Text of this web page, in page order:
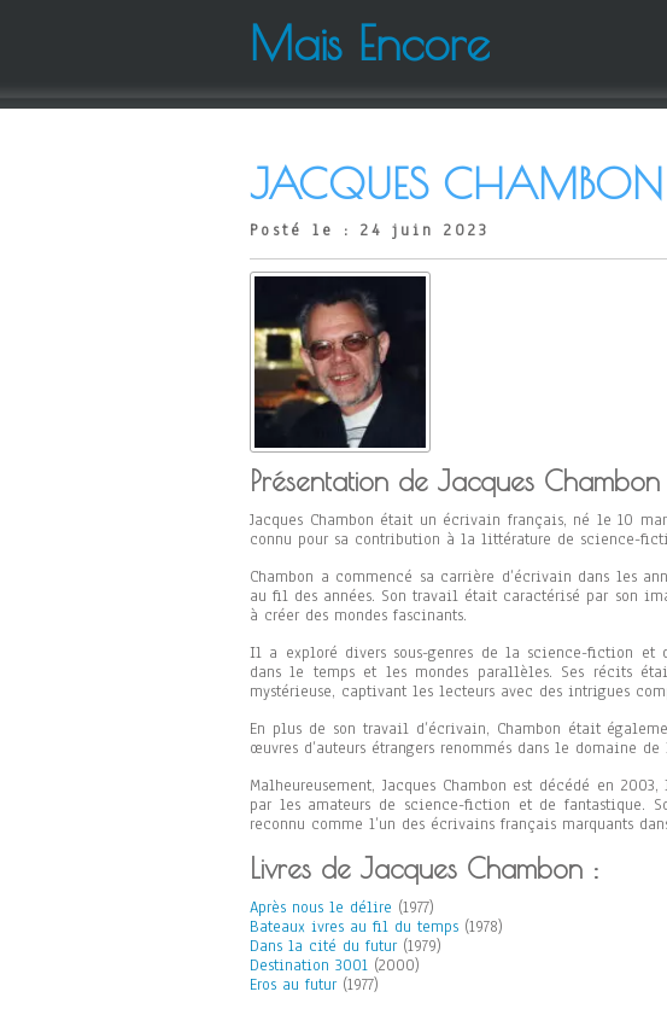
Mais Encore
JACQUES CHAMBON
Posté le : 24 juin 2023
Présentation de Jacques Chambon
Jacques Chambon était un écrivain français, né le 10
connu pour sa contribution à la littérature de science-
Chambon a commencé sa carrière d’écrivain dans les
au fil des années. Son travail était caractérisé par son
à créer des mondes fascinants.
Il a exploré divers sous-genres de la science-fiction et
dans le temps et les mondes parallèles. Ses récits
mystérieuse, captivant les lecteurs avec des intrigues
En plus de son travail d’écrivain, Chambon était
œuvres d’auteurs étrangers renommés dans le domaine
Malheureusement, Jacques Chambon est décédé en
par les amateurs de science-fiction et de fantastique.
reconnu comme l’un des écrivains français marquants
Livres de Jacques Chambon :
Après nous le délire (1977)
Bateaux ivres au fil du temps (1978)
Dans la cité du futur (1979)
Destination 3001 (2000)
Eros au futur (1977)